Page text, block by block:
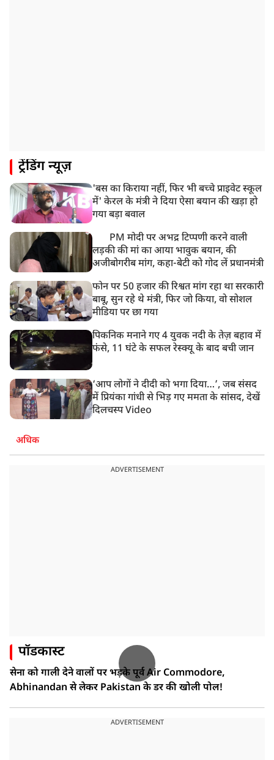
ट्रेंडिंग न्यूज़
'बस का किराया नहीं, फिर भी बच्चे प्राइवेट स्कूल
में' केरल के मंत्री ने दिया ऐसा बयान की खड़ा हो
गया बड़ा बवाल
PM मोदी पर अभद्र टिप्पणी करने वाली
लड़की की मां का आया भावुक बयान, की
अजीबोगरीब मांग, कहा-बेटी को गोद लें प्रधानमंत्री
फोन पर 50 हजार की रिश्वत मांग रहा था सरकारी
बाबू, सुन रहे थे मंत्री, फिर जो किया, वो सोशल
मीडिया पर छा गया
पिकनिक मनाने गए 4 युवक नदी के तेज़ बहाव में
फंसे, 11 घंटे के सफल रेस्क्यू के बाद बची जान
‘आप लोगों ने दीदी को भगा दिया…’, जब संसद
में प्रियंका गांधी से भिड़ गए ममता के सांसद, देखें
दिलचस्प Video
अधिक
ADVERTISEMENT
पॉडकास्ट
सेना को गाली देने वालों पर भड़के पूर्व Air Commodore,
Abhinandan से लेकर Pakistan के डर की खोली पोल!
ADVERTISEMENT